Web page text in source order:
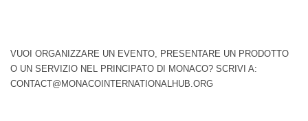
VUOI ORGANIZZARE UN EVENTO, PRESENTARE UN PRODOTTO
O UN SERVIZIO NEL PRINCIPATO DI MONACO? SCRIVI A:
CONTACT@MONACOINTERNATIONALHUB.ORG